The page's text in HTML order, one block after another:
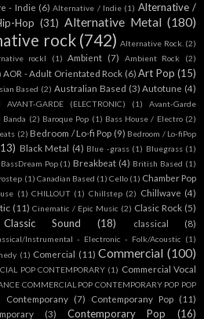
- Indie (6) Alternative / Indie (1) Alternative /
Hop (31) Alternative Metal (180)
rock (742) Alternative Rock. (2)
rockl (1) Ambient (7) Ambient Rock (2)
AOR - Adult Orientated Rock (6) Art Pop (15)
Based (2) Australian Based (3) Autotune (4)
AVANT-GARDE (ELECTRONIC) (1)
Avant-Garde
Banda (2) Baroque Pop (1) Bass House / Electro (2)
(2) Bedroom / Lo-fi Pop (9) Bedroom / Lo-fiPop
Black Metal (4) Blue -grass (1) Bluegrass (1)
Pop (1) Breakbeat (4) British Based (1)
(1) Canadian Based (1) Cello (1) Chamber Pop
(1) CHILLOUT (1) Chillstep (2) Chillwave (4)
(11) Cinematic / Epic Music (2) Clasic Rock (5)
Classic Sound (18) classical (8)
Instrumental - Electronic - Folk/Acoustic (1)
(1) Comercial (11) Commercial (100)
POP CONTEMPORARY (1) Commercial Vocal
COMMERCIAL POP CONTEMPORARY POP POP
Contemporany (7) Contemporany Pop (11)
(3) Contemporary Pop
(16)